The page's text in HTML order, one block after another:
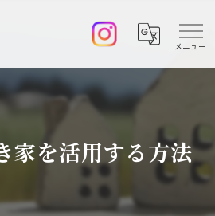
家を活用する方法